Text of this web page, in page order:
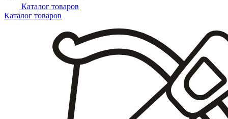
Каталог товаров
Каталог товаров